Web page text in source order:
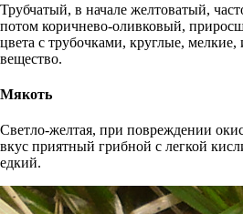
Трубчатый, в начале желтоватый,
потом коричнево-оливковый,
цвета с трубочками, круглые,
вещество.
Мякоть
Светло-желтая, при повреждении
вкус приятный грибной с легкой
едкий.